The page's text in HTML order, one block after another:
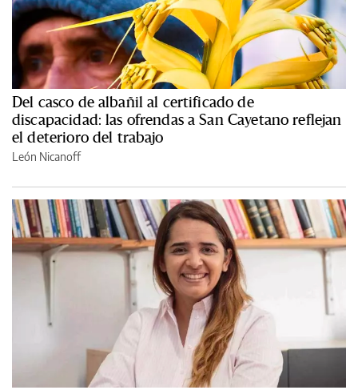
Del casco de albañil al certificado de
discapacidad: las ofrendas a San Cayetano reflejan
el deterioro del trabajo
León Nicanoff